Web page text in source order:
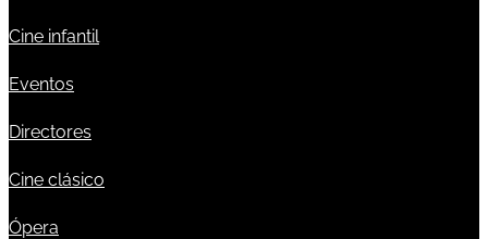
Cine infantil
Eventos
Directores
Cine clásico
Ópera